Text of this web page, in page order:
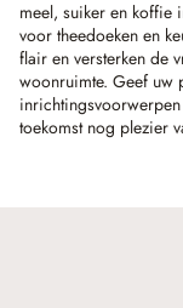
meel, suiker en koffie
voor theedoeken en
flair en versterken de
woonruimte. Geef uw
toekomst nog plezier